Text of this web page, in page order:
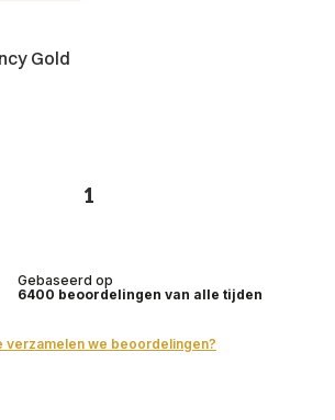
Gold
1
Gebaseerd op
6400 beoordelingen van alle tijden
verzamelen we beoordelingen?